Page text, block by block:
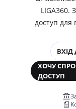
LIGA360.
доступ для
ВХІД
ХОЧУ
ДОСТУП